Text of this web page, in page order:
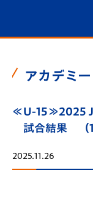
アカデミー
≪U-15≫2025 J
試合結果 （
2025.11.26